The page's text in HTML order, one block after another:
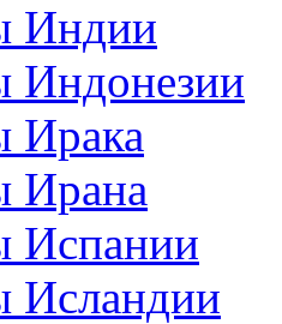
Индии
Индонезии
Ирака
Ирана
Испании
Исландии